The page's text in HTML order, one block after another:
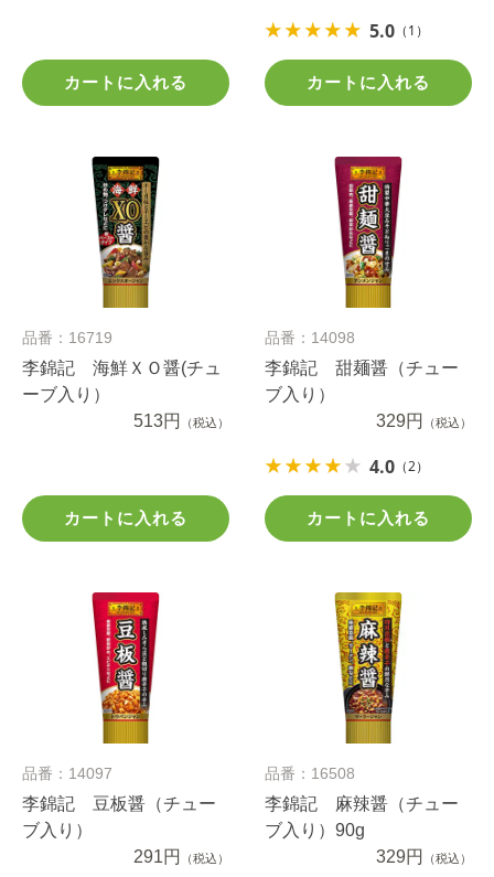
カートに入れる
5.0 （1）
カートに入れる
品番：16719
李錦記 海鮮ＸＯ醤(チュ
ーブ入り）
513円
（税込）
カートに入れる
品番：14098
李錦記 甜麺醤（チュー
ブ入り）
329円
（税込）
4.0 （2）
カートに入れる
品番：14097
李錦記 豆板醤（チュー
ブ入り）
291円
（税込）
品番：16508
李錦記 麻辣醤（チュー
ブ入り）90g
329円
（税込）